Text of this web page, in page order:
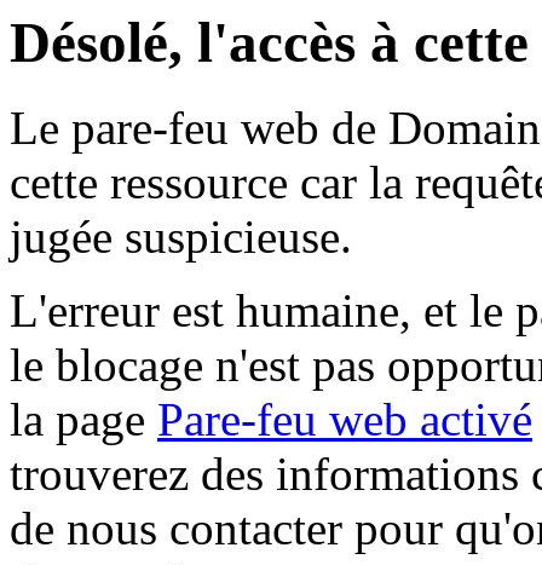
Désolé, l'accès à
Le pare-feu web de
cette ressource car la
jugée suspicieuse.
L'erreur est humaine, et le
le blocage n'est pas
la page Pare-feu web activé
trouverez des informations
de nous contacter pour